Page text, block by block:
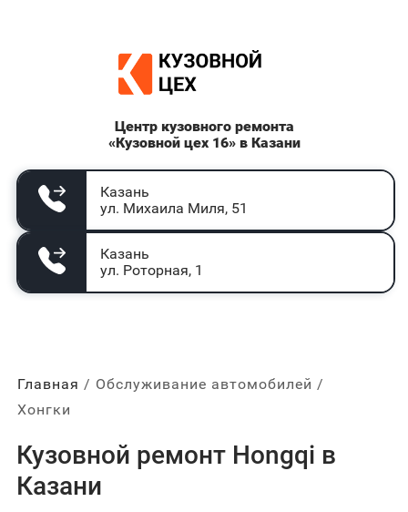
Центр кузовного ремонта
«Кузовной цех 16» в Казани
Казань
ул. Михаила Миля, 51
Казань
ул. Роторная, 1
Главная
Обслуживание автомобилей
Хонгки
Кузовной ремонт Hongqi в
Казани